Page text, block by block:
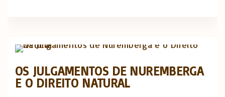
OS JULGAMENTOS DE NUREMBERGA
E O DIREITO NATURAL